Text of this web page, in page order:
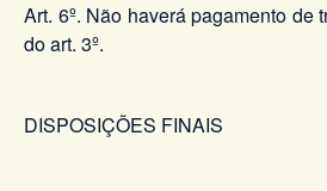
Art. 6º. Não haverá pagamento de
do art. 3º.
DISPOSIÇÕES FINAIS